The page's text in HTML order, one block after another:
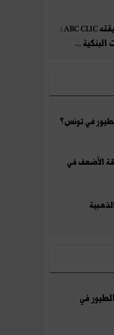
بنك ABC يطلق تطبيقته ABC CLIC :
...
في تونس؟
الأضعف في
في